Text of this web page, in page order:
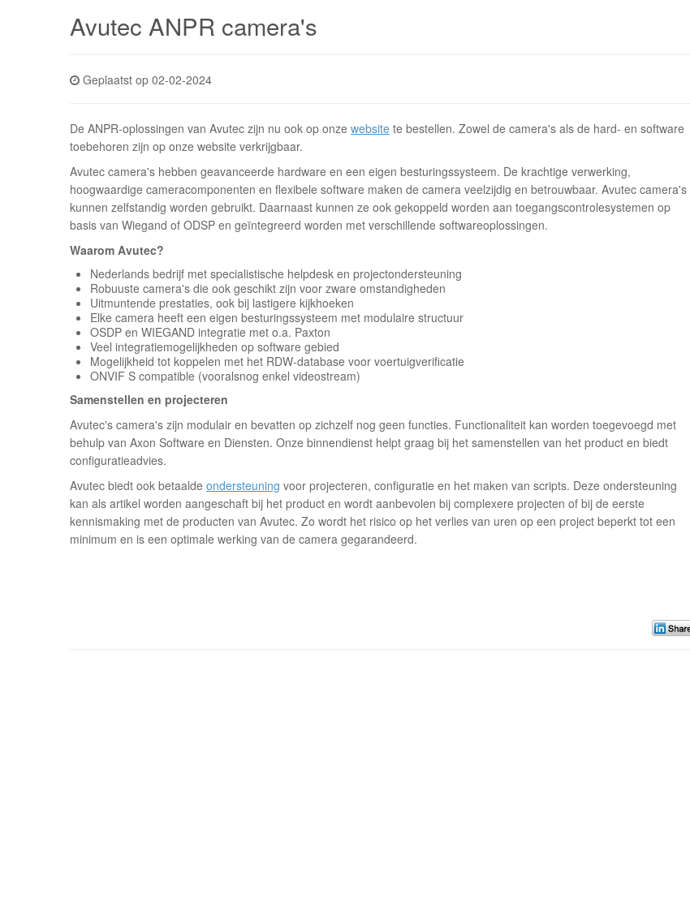
Avutec ANPR camera's
Geplaatst op 02-02-2024
De ANPR-oplossingen van Avutec zijn nu ook op onze website te bestellen. Zowel de camera's als de hard- en software
toebehoren zijn op onze website verkrijgbaar.
Avutec camera's hebben geavanceerde hardware en een eigen besturingssysteem. De krachtige verwerking,
hoogwaardige cameracomponenten en flexibele software maken de camera veelzijdig en betrouwbaar. Avutec camera's
kunnen zelfstandig worden gebruikt. Daarnaast kunnen ze ook gekoppeld worden aan toegangscontrolesystemen op
basis van Wiegand of ODSP en geïntegreerd worden met verschillende softwareoplossingen.
Waarom Avutec?
Nederlands bedrijf met specialistische helpdesk en projectondersteuning
Robuuste camera's die ook geschikt zijn voor zware omstandigheden
Uitmuntende prestaties, ook bij lastigere kijkhoeken
Elke camera heeft een eigen besturingssysteem met modulaire structuur
OSDP en WIEGAND integratie met o.a. Paxton
Veel integratiemogelijkheden op software gebied
Mogelijkheid tot koppelen met het RDW-database voor voertuigverificatie
ONVIF S compatible (vooralsnog enkel videostream)
Samenstellen en projecteren
Avutec's camera's zijn modulair en bevatten op zichzelf nog geen functies. Functionaliteit kan worden toegevoegd met
behulp van Axon Software en Diensten. Onze binnendienst helpt graag bij het samenstellen van het product en biedt
configuratieadvies.
Avutec biedt ook betaalde ondersteuning voor projecteren, configuratie en het maken van scripts. Deze ondersteuning
kan als artikel worden aangeschaft bij het product en wordt aanbevolen bij complexere projecten of bij de eerste
kennismaking met de producten van Avutec. Zo wordt het risico op het verlies van uren op een project beperkt tot een
minimum en is een optimale werking van de camera gegarandeerd.